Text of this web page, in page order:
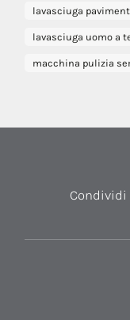
lavasciuga
lavasciuga uomo a
macchina pulizia
Condividi